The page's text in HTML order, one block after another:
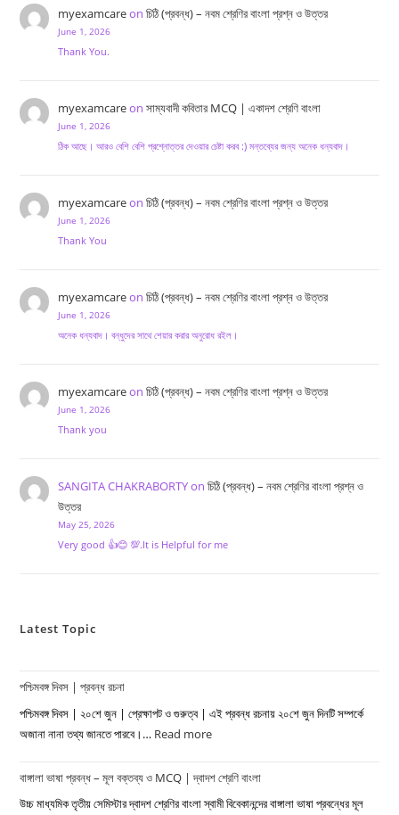
myexamcareon চিঠি (প্রবন্ধ) – নবম শ্রেণির বাংলা প্রশ্ন ও উত্তর
June 1, 2026
Thank You.
myexamcareon সাম্যবাদী কবিতার MCQ | একাদশ শ্রেণি বাংলা
June 1, 2026
ঠিক আছে। আরও বেশি বেশি প্রশ্নোত্তর দেওয়ার চেষ্টা করব :) মন্তব্যের জন্য অনেক ধন্যবাদ।
myexamcareon চিঠি (প্রবন্ধ) – নবম শ্রেণির বাংলা প্রশ্ন ও উত্তর
June 1, 2026
Thank You
myexamcareon চিঠি (প্রবন্ধ) – নবম শ্রেণির বাংলা প্রশ্ন ও উত্তর
June 1, 2026
অনেক ধন্যবাদ। বন্ধুদের সাথে শেয়ার করার অনুরোধ রইল।
myexamcareon চিঠি (প্রবন্ধ) – নবম শ্রেণির বাংলা প্রশ্ন ও উত্তর
June 1, 2026
Thank you
SANGITA CHAKRABORTYon চিঠি (প্রবন্ধ) – নবম শ্রেণির বাংলা প্রশ্ন ও
উত্তর
May 25, 2026
Very good 👍😊 💯.It is Helpful for me
Latest Topic
পশ্চিমবঙ্গ দিবস | প্রবন্ধ রচনা
পশ্চিমবঙ্গ দিবস | ২০শে জুন | প্রেক্ষাপট ও গুরুত্ব | এই প্রবন্ধ রচনায় ২০শে জুন দিনটি সম্পর্কে
অজানা নানা তথ্য জানতে পারবে।… Read more:
দিবস
|
বাঙ্গালা ভাষা প্রবন্ধ – মূল বক্তব্য ও MCQ | দ্বাদশ শ্রেণি বাংলা
উচ্চ মাধ্যমিক তৃতীয় সেমিস্টার দ্বাদশ শ্রেণির বাংলা স্বামী বিবেকানন্দের বাঙ্গালা ভাষা প্রবন্ধের মূল